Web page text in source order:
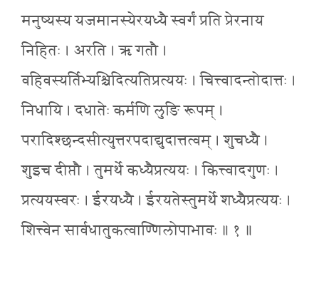
मनुष्यस्य यजमानस्येरयध्यै स्वर्गं प्रति प्रेरनाय
निहितः । अरति । ऋ गतौ ।
वहिवस्यर्तिभ्यश्चिदित्यतिप्रत्ययः । चित्त्वादन्तोदात्तः ।
निधायि । दधातेः कर्मणि लुङि रूपम् ।
परादिश्छन्दसीत्युत्तरपदाद्युदात्तत्वम् । शुचध्यै ।
शुइच दीप्तौ । तुमर्थे कध्यैप्रत्ययः । कित्त्वादगुणः ।
प्रत्ययस्वरः । ईरयध्यै । ईरयतेस्तुमर्थे शध्यैप्रत्ययः ।
शित्त्वेन सार्वधातुकत्वाण्णिलोपाभावः ॥ १ ॥